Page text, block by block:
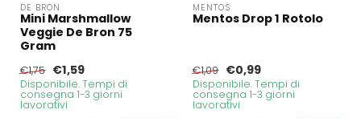
DE BRON
Mini Marshmallow
Veggie De Bron 75
Gram
€1,75 €1,59
Disponibile. Tempi di
consegna 1-3 giorni
lavorativi
MENTOS
Mentos Drop 1 Rotolo
€1,09 €0,99
Disponibile. Tempi di
consegna 1-3 giorni
lavorativi